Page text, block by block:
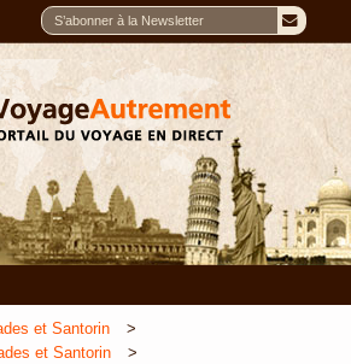
et Santorin
et Santorin